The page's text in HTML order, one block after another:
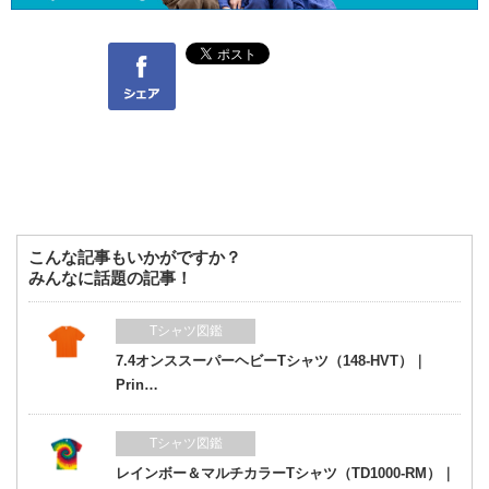
Facebook
こんな記事もいかがですか？
みんなに話題の記事！
Tシャツ図鑑
7.4オンススーパーヘビーTシャツ（148-HVT）｜
Prin…
Tシャツ図鑑
レインボー＆マルチカラーTシャツ（TD1000-RM）｜